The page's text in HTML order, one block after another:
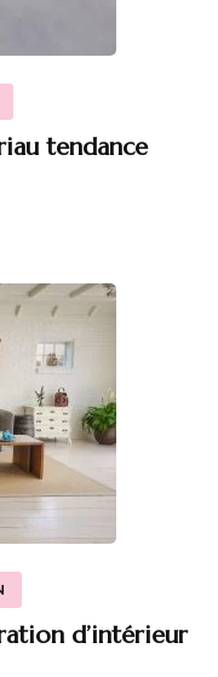
tendance
d’intérieur